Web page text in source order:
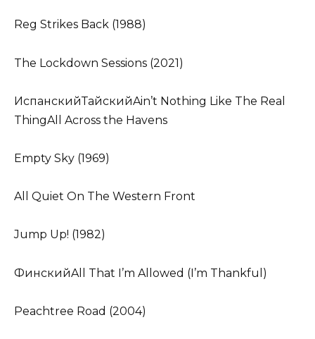
Reg Strikes Back (1988)
The Lockdown Sessions (2021)
ИспанскийТайскийAin’t Nothing Like The Real
ThingAll Across the Havens
Empty Sky (1969)
All Quiet On The Western Front
Jump Up! (1982)
ФинскийAll That I’m Allowed (I’m Thankful)
Peachtree Road (2004)